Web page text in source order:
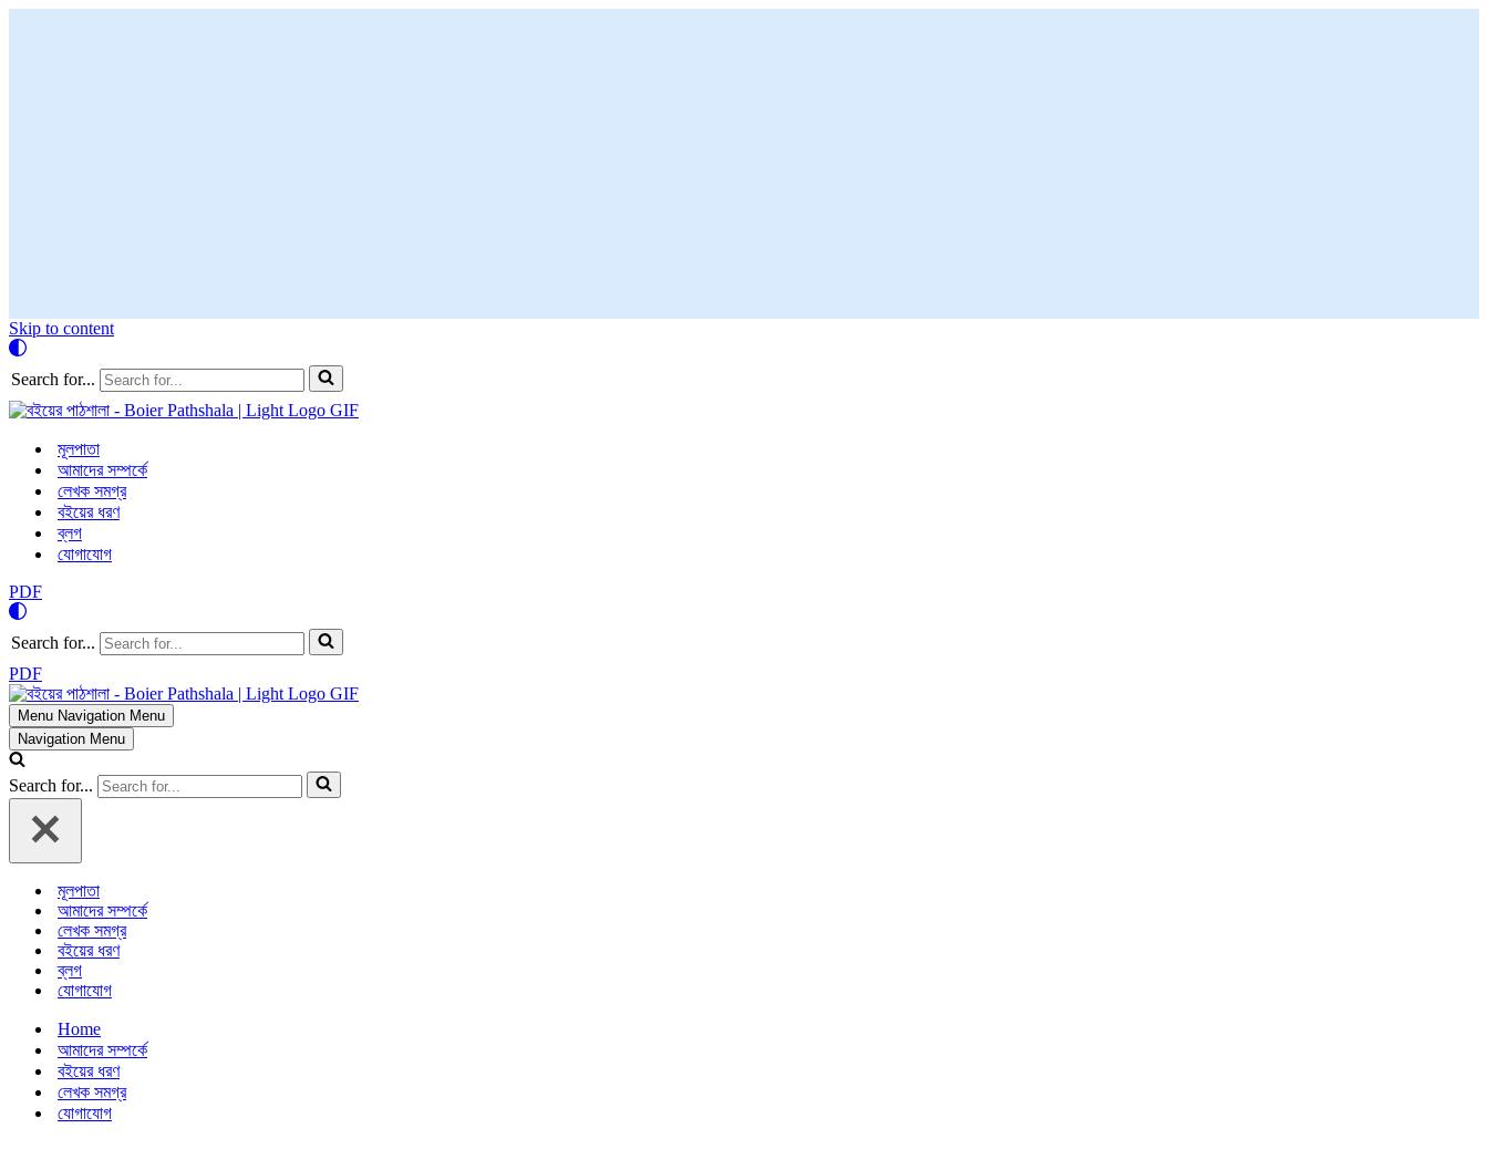
Skip to content
Search for...
মূলপাতা
আমাদের সম্পর্কে
লেখক সমগ্র
বইয়ের ধরণ
ব্লগ
যোগাযোগ
PDF
Search for...
PDF
Menu Navigation Menu
Navigation Menu
Search for...
মূলপাতা
আমাদের সম্পর্কে
লেখক সমগ্র
বইয়ের ধরণ
ব্লগ
যোগাযোগ
Home
আমাদের সম্পর্কে
বইয়ের ধরণ
লেখক সমগ্র
যোগাযোগ